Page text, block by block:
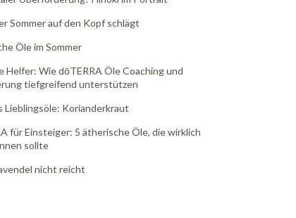
Sommer auf den Kopf schlägt
Öle im Sommer
Helfer: Wie dōTERRA Öle Coaching und
tiefgreifend unterstützen
Lieblingsöle: Korianderkraut
für Einsteiger: 5 ätherische Öle, die wirklich
sollte
nicht reicht